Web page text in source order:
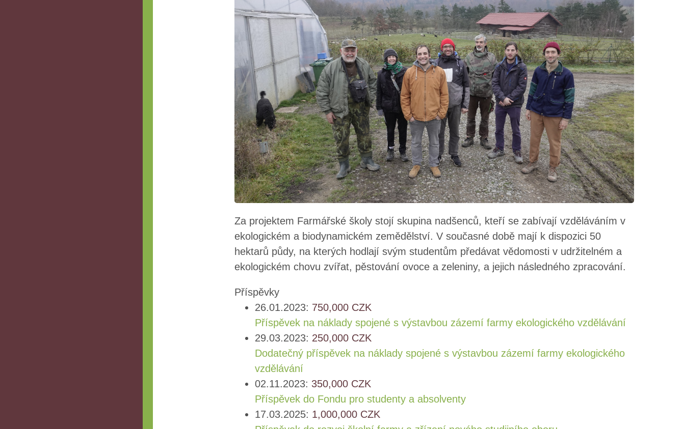
Za projektem Farmářské školy stojí skupina nadšenců, kteří se zabívají vzděláváním v
ekologickém a biodynamickém zemědělství. V současné době mají k dispozici 50
hektarů půdy, na kterých hodlají svým studentům předávat vědomosti v udržitelném a
ekologickém chovu zvířat, pěstování ovoce a zeleniny, a jejich následného zpracování.
Příspěvky
26.01.2023: 750,000 CZK
Příspěvek na náklady spojené s výstavbou zázemí farmy ekologického vzdělávání
29.03.2023: 250,000 CZK
Dodatečný příspěvek na náklady spojené s výstavbou zázemí farmy ekologického
vzdělávání
02.11.2023: 350,000 CZK
Příspěvek do Fondu pro studenty a absolventy
17.03.2025: 1,000,000 CZK